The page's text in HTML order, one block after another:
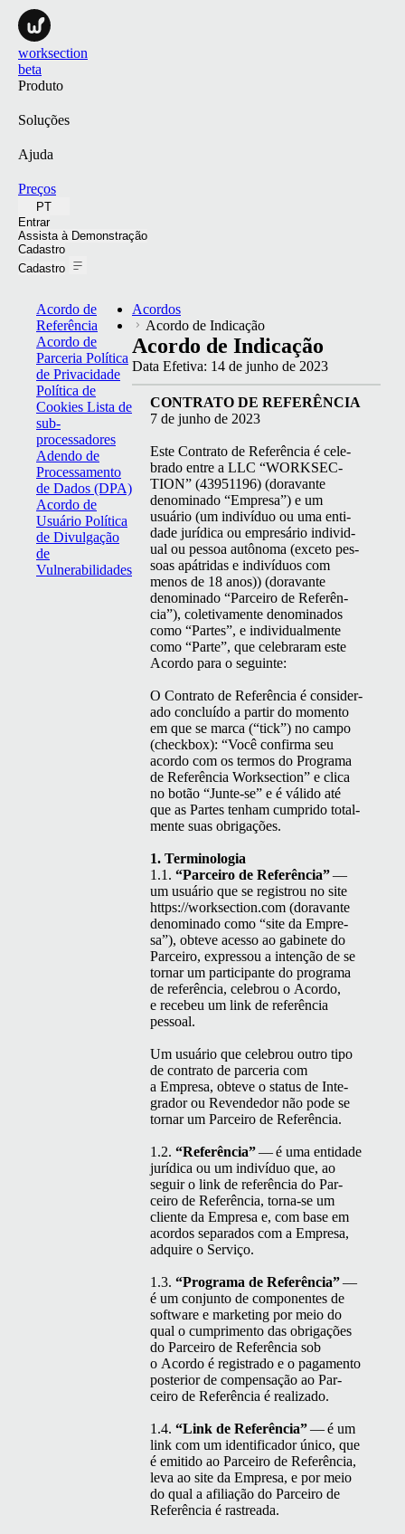
worksection
beta
Produto
Soluções
Ajuda
Preços
PT
Entrar
Assista à Demonstração
Cadastro
Cadastro
Acordo de
Referência
Acordo de
Parceria Política
de Privacidade
Política de
Cookies Lista de
sub-
processadores
Adendo de
Processamento
de Dados (DPA)
Acordo de
Usuário Política
de Divulgação
de
Vulnerabilidades
Acordos
Acordo de Indicação
Acordo de Indicação
Data Efetiva: 14 de junho de 2023
CON­TRA­TO DE REFERÊNCIA
7 de jun­ho de 2023
Este Con­tra­to de Refer­ên­cia é cel­e­
bra­do entre a LLC “WORK­SEC­
TION” (43951196) (dora­vante
denom­i­na­do “Empre­sa”) e um
usuário (um indi­ví­duo ou uma enti­
dade jurídi­ca ou empresário indi­vid­
ual ou pes­soa autôno­ma (exce­to pes­
soas apátri­das e indi­ví­du­os com
menos de 18 anos)) (dora­vante
denom­i­na­do “Par­ceiro de Refer­ên­
cia”), cole­ti­va­mente denom­i­na­dos
como “Partes”, e indi­vid­ual­mente
como “Parte”, que cel­e­braram este
Acor­do para o seguinte:
O Con­tra­to de Refer­ên­cia é con­sid­er­
a­do con­cluí­do a par­tir do momen­to
em que se mar­ca (“tick”) no cam­po
(check­box): “Você con­fir­ma seu
acor­do com os ter­mos do Pro­gra­ma
de Refer­ên­cia Work­sec­tion” e cli­ca
no botão “Junte-se” e é váli­do até
que as Partes ten­ham cumpri­do total­
mente suas obrigações.
1. Ter­mi­nolo­gia
1.1. “Par­ceiro de Refer­ên­cia”—
um usuário que se reg­istrou no site
https://worksection.com (dora­vante
denom­i­na­do como “site da Empre­
sa”), obteve aces­so ao gabi­nete do
Par­ceiro, expres­sou a intenção de se
tornar um par­tic­i­pante do pro­gra­ma
de refer­ên­cia, cele­brou o Acor­do,
e rece­beu um link de refer­ên­cia
pessoal.
Um usuário que cele­brou out­ro tipo
de con­tra­to de parce­ria com
a Empre­sa, obteve o sta­tus de Inte­
grador ou Revende­dor não pode se
tornar um Par­ceiro de Referência.
1.2. “Refer­ên­cia”— é uma enti­dade
jurídi­ca ou um indi­ví­duo que, ao
seguir o link de refer­ên­cia do Par­
ceiro de Refer­ên­cia, tor­na-se um
cliente da Empre­sa e, com base em
acor­dos sep­a­ra­dos com a Empre­sa,
adquire o Serviço.
1.3. “Pro­gra­ma de Refer­ên­cia”—
é um con­jun­to de com­po­nentes de
soft­ware e mar­ket­ing por meio do
qual o cumpri­men­to das obri­gações
do Par­ceiro de Refer­ên­cia sob
o Acor­do é reg­istra­do e o paga­men­to
pos­te­ri­or de com­pen­sação ao Par­
ceiro de Refer­ên­cia é realizado.
1.4. “Link de Refer­ên­cia”— é um
link com um iden­ti­fi­cador úni­co, que
é emi­ti­do ao Par­ceiro de Refer­ên­cia,
leva ao site da Empre­sa, e por meio
do qual a afil­i­ação do Par­ceiro de
Refer­ên­cia é rastreada.